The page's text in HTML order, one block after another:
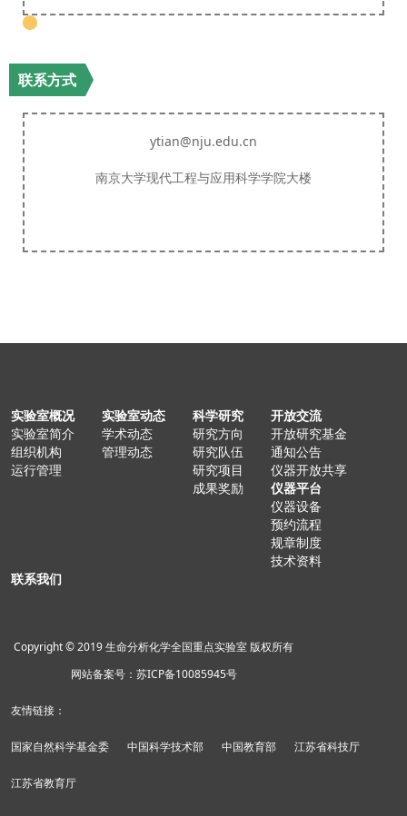
联系方式
ytian@nju.edu.cn
南京大学现代工程与应用科学学院大楼
实验室概况
实验室简介
组织机构
运行管理
实验室动态
学术动态
管理动态
科学研究
研究方向
研究队伍
研究项目
成果奖励
开放交流
开放研究基金
通知公告
仪器开放共享
仪器平台
仪器设备
预约流程
规章制度
技术资料
联系我们
Copyright © 2019 生命分析化学全国重点实验室 版权所有
网站备案号：苏ICP备10085945号
友情链接：
国家自然科学基金委 中国科学技术部 中国教育部 江苏省科技厅
江苏省教育厅